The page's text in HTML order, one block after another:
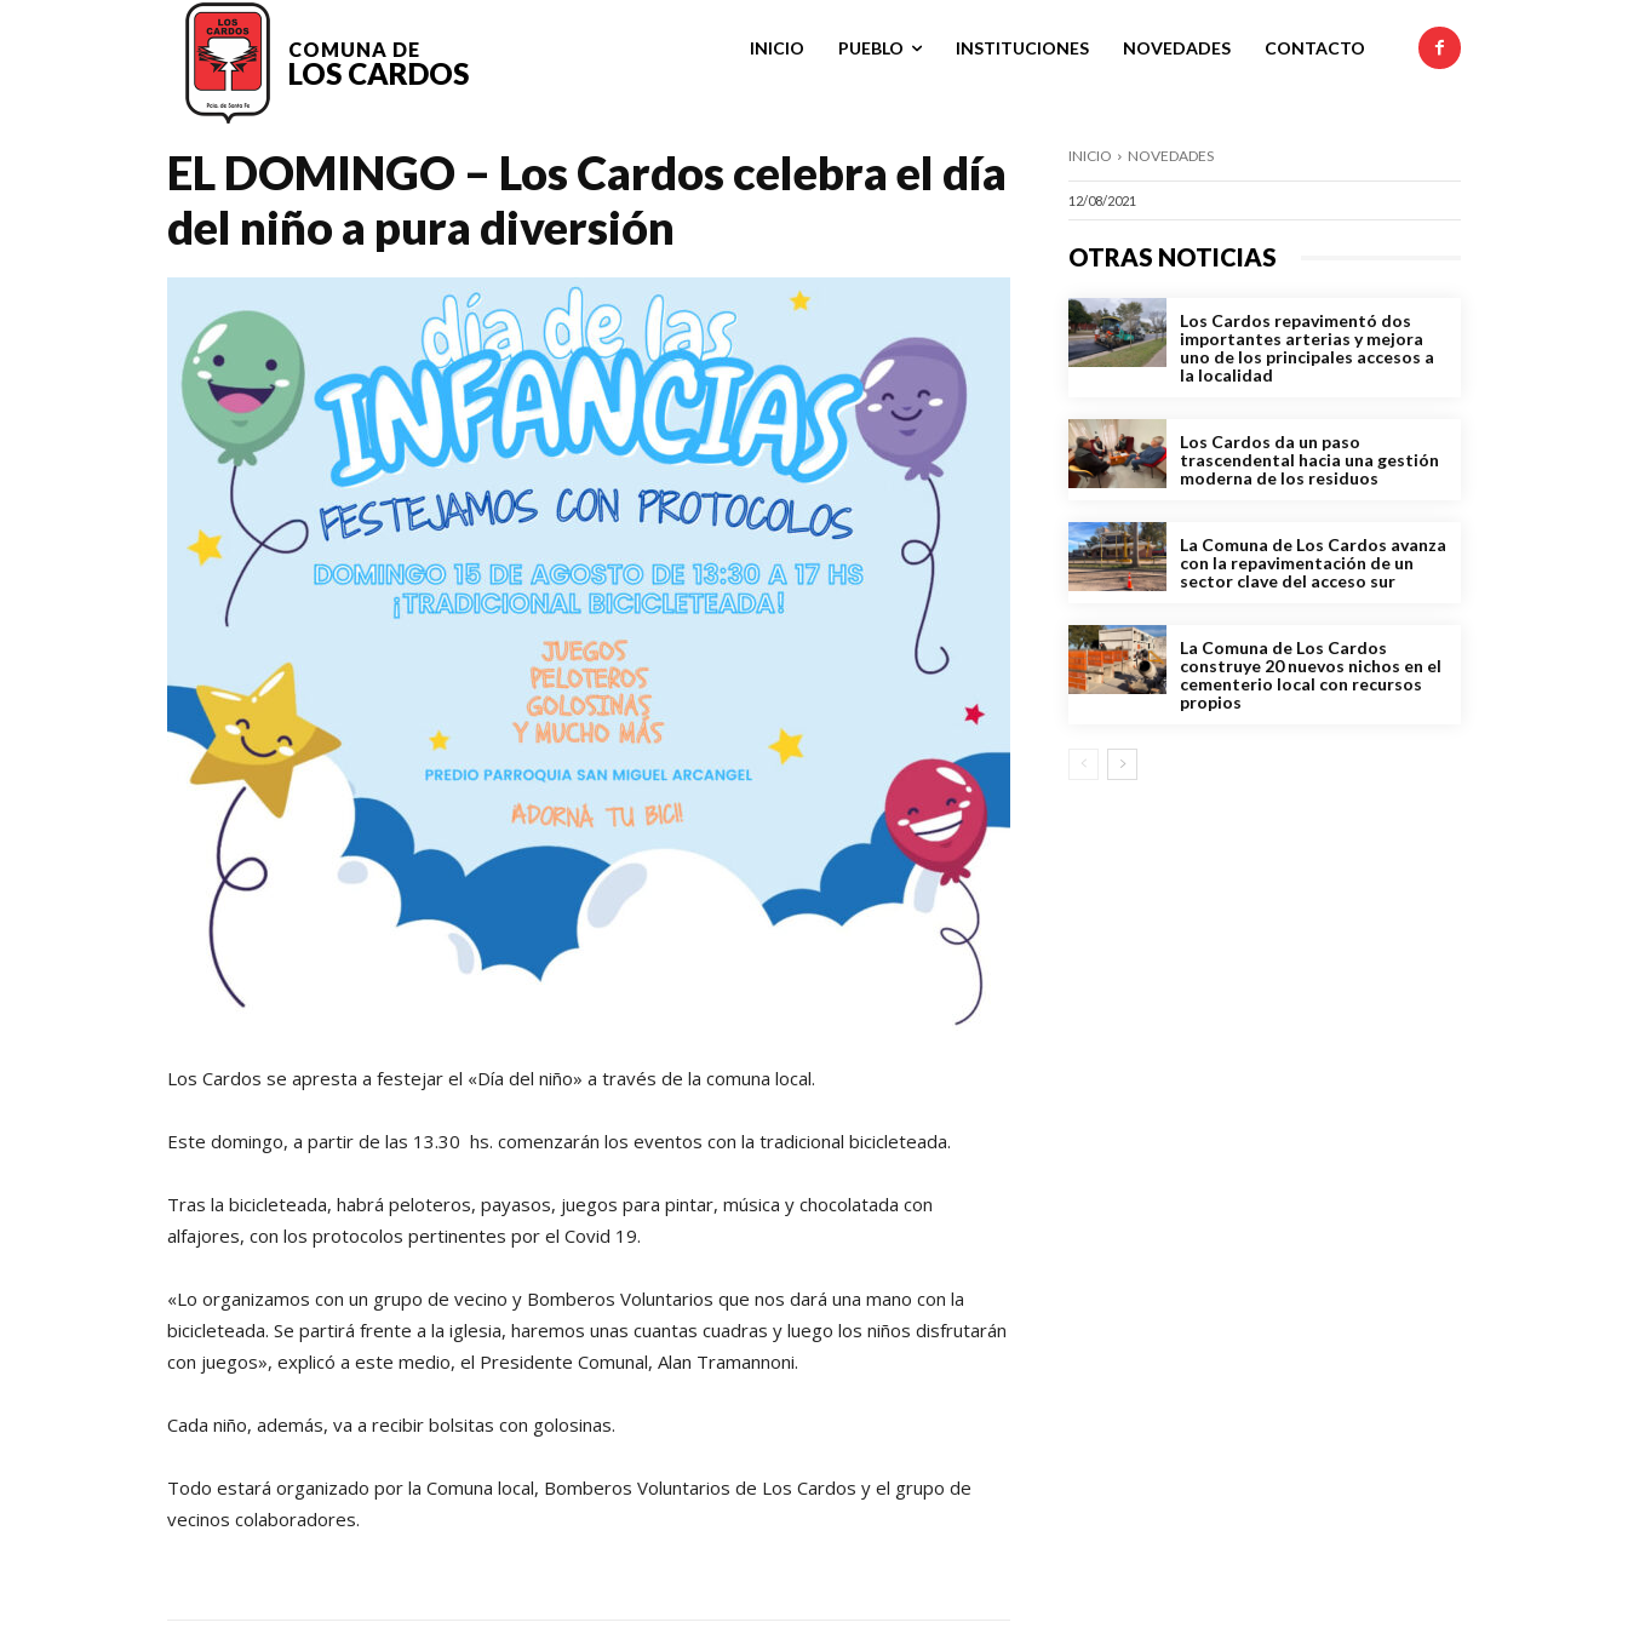
COMUNA DE
LOS CARDOS
INICIO PUEBLO INSTITUCIONES NOVEDADES CONTACTO
EL DOMINGO – Los Cardos celebra el día
del niño a pura diversión
Los Cardos se apresta a festejar el «Día del niño» a través de la comuna local.
Este domingo, a partir de las 13.30 hs. comenzarán los eventos con la tradicional bicicleteada.
Tras la bicicleteada, habrá peloteros, payasos, juegos para pintar, música y chocolatada con
alfajores, con los protocolos pertinentes por el Covid 19.
«Lo organizamos con un grupo de vecino y Bomberos Voluntarios que nos dará una mano con la
bicicleteada. Se partirá frente a la iglesia, haremos unas cuantas cuadras y luego los niños disfrutarán
con juegos», explicó a este medio, el Presidente Comunal, Alan Tramannoni.
Cada niño, además, va a recibir bolsitas con golosinas.
Todo estará organizado por la Comuna local, Bomberos Voluntarios de Los Cardos y el grupo de
vecinos colaboradores.
INICIO NOVEDADES
12/08/2021
OTRAS NOTICIAS
Los Cardos repavimentó dos
importantes arterias y mejora
uno de los principales accesos a
la localidad
Los Cardos da un paso
trascendental hacia una gestión
moderna de los residuos
La Comuna de Los Cardos avanza
con la repavimentación de un
sector clave del acceso sur
La Comuna de Los Cardos
construye 20 nuevos nichos en el
cementerio local con recursos
propios